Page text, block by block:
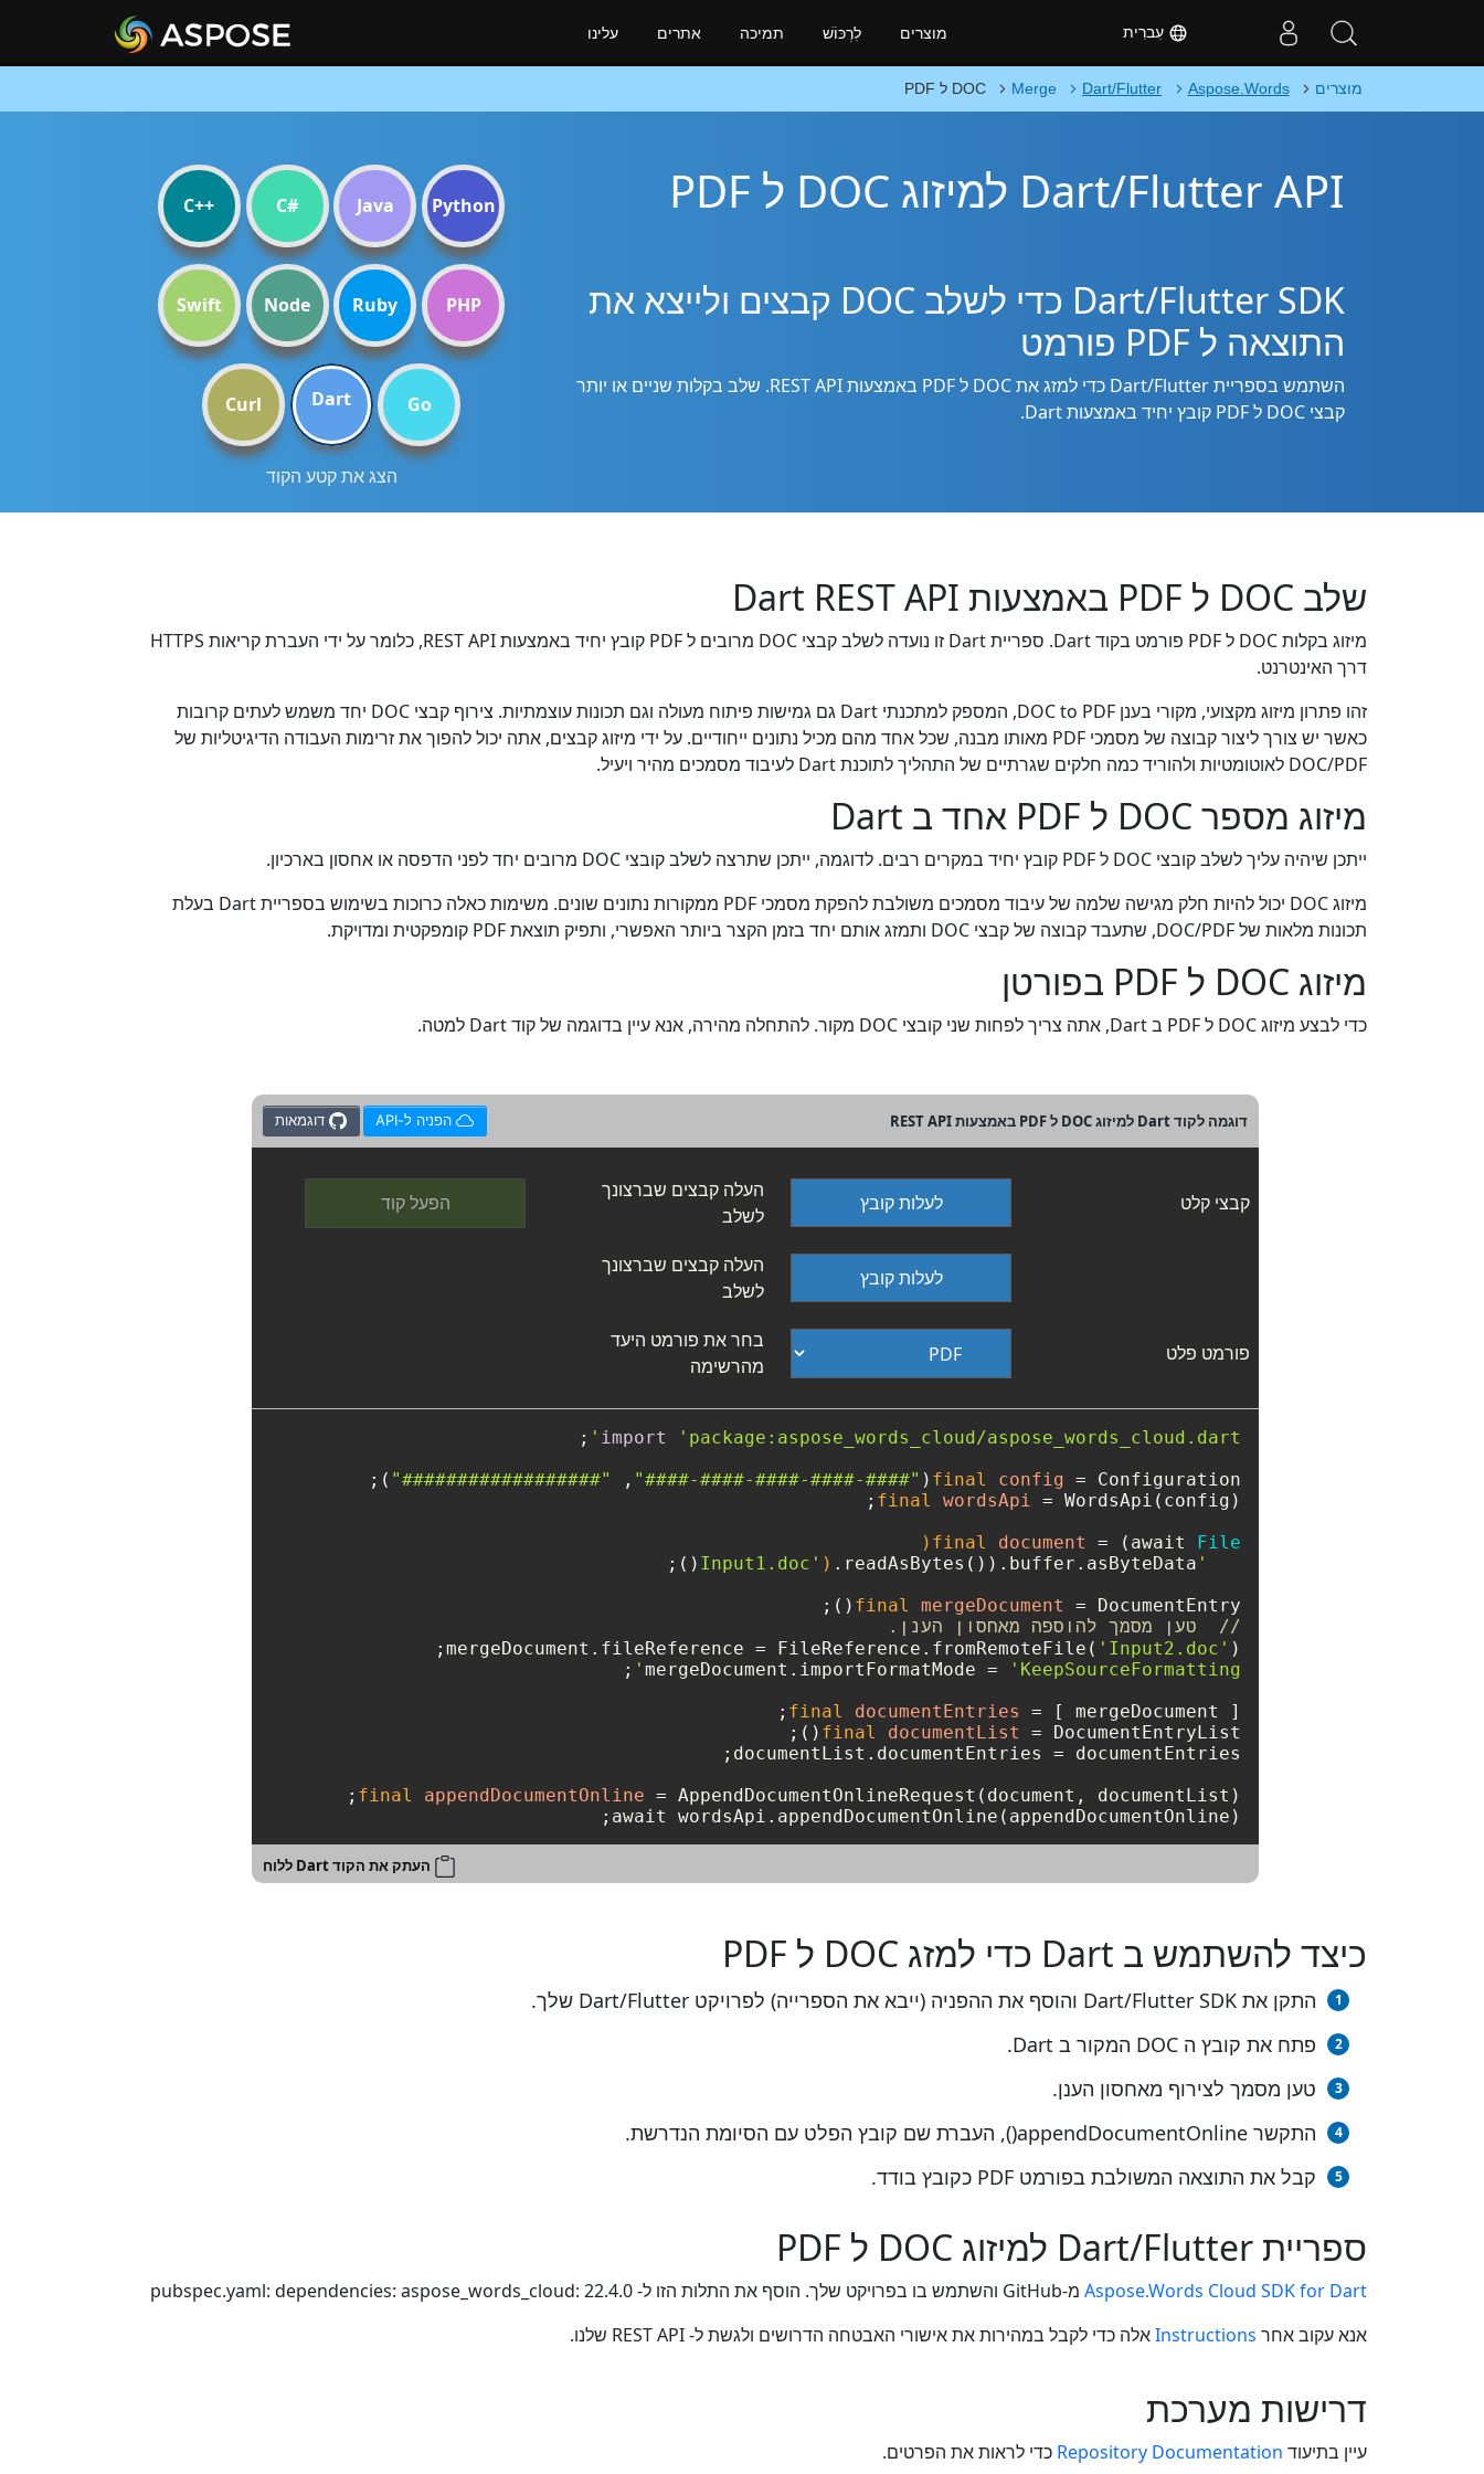
מוצרים Aspose.Words
Dart/Flutter
Merge DOC ל PDF
Dart/Flutter API למיזוג DOC ל PDF
Dart/Flutter SDK כדי לשלב DOC קבצים ולייצא את
התוצאה ל PDF פורמט
השתמש בספריית Dart/Flutter כדי למזג את DOC ל PDF באמצעות REST API. שלב בקלות שניים או יותר
קבצי DOC ל PDF קובץ יחיד באמצעות Dart.
Python
Java
C#
C++
PHP
Ruby
Node
Swift
Go
Dart
Curl
הצג את קטע הקוד
שלב DOC ל PDF באמצעות Dart REST API
מיזוג בקלות DOC ל PDF פורמט בקוד Dart. ספריית Dart זו נועדה לשלב קבצי DOC מרובים ל PDF קובץ יחיד באמצעות REST API, כלומר על ידי העברת קריאות HTTPS
דרך האינטרנט.
זהו פתרון מיזוג מקצועי, מקורי בענן DOC to PDF, המספק למתכנתי Dart גם גמישות פיתוח מעולה וגם תכונות עוצמתיות. צירוף קבצי DOC יחד משמש לעתים קרובות
כאשר יש צורך ליצור קבוצה של מסמכי PDF מאותו מבנה, שכל אחד מהם מכיל נתונים ייחודיים. על ידי מיזוג קבצים, אתה יכול להפוך את זרימות העבודה הדיגיטליות של
DOC/PDF לאוטומטיות ולהוריד כמה חלקים שגרתיים של התהליך לתוכנת Dart לעיבוד מסמכים מהיר ויעיל.
מיזוג מספר DOC ל PDF אחד ב Dart
ייתכן שיהיה עליך לשלב קובצי DOC ל PDF קובץ יחיד במקרים רבים. לדוגמה, ייתכן שתרצה לשלב קובצי DOC מרובים יחד לפני הדפסה או אחסון בארכיון.
מיזוג DOC יכול להיות חלק מגישה שלמה של עיבוד מסמכים משולבת להפקת מסמכי PDF ממקורות נתונים שונים. משימות כאלה כרוכות בשימוש בספריית Dart בעלת
תכונות מלאות של DOC/PDF, שתעבד קבוצה של קבצי DOC ותמזג אותם יחד בזמן הקצר ביותר האפשרי, ותפיק תוצאת PDF קומפקטית ומדויקת.
מיזוג DOC ל PDF בפורטן
כדי לבצע מיזוג DOC ל PDF ב Dart, אתה צריך לפחות שני קובצי DOC מקור. להתחלה מהירה, אנא עיין בדוגמה של קוד Dart למטה.
דוגמה לקוד Dart למיזוג DOC ל PDF באמצעות REST API הפניה ל-API דוגמאות
קבצי קלט לעלות קובץ
העלה קבצים שברצונך
לשלב
הפעל קוד
לעלות קובץ
העלה קבצים שברצונך
לשלב
פורמט פלט
בחר את פורמט היעד
מהרשימה
import 'package:aspose_words_cloud/aspose_words_cloud.dart'
final
config = Configuration(
"####-####-####-####-####"
,
"##################"
);
final
wordsApi =
final
document = (await File
'Input1.doc'
)
final
mergeDocument = DocumentEntry();
//  טען מסמך להוספה מאחסון הענן.
mergeDocument.fileReference = FileReference.fromRemoteFile( 'Input2.doc'
mergeDocument.importFormatMode =
'KeepSourceFormatting'
final
documentEntries = [ mergeDocument ];
final
documentList =
final
appendDocumentOnline =
await wordsApi.appendDocumentOnline(appendDocumentOnline);
העתק את הקוד Dart ללוח
כיצד להשתמש ב Dart כדי למזג DOC ל PDF
התקן את Dart/Flutter SDK והוסף את ההפניה (ייבא את הספרייה) לפרויקט Dart/Flutter שלך.
פתח את קובץ ה DOC המקור ב Dart.
טען מסמך לצירוף מאחסון הענן.
התקשר appendDocumentOnline(), העברת שם קובץ הפלט עם הסיומת הנדרשת.
קבל את התוצאה המשולבת בפורמט PDF כקובץ בודד.
ספריית Dart/Flutter למיזוג DOC ל PDF
Aspose.Words Cloud SDK for Dart מ-GitHub והשתמש בו בפרויקט שלך. הוסף את התלות הזו ל- pubspec.yaml: dependencies: aspose_words_cloud: 22.4.0
אנא עקוב אחר Instructionsאלה כדי לקבל במהירות את אישורי האבטחה הדרושים ולגשת ל- REST API שלנו.
דרישות מערכת
עיין בתיעוד Repository Documentation כדי לראות את הפרטים.
עִברִית מוצרים לִרְכּוֹשׁ תמיכה אתרים עלינו